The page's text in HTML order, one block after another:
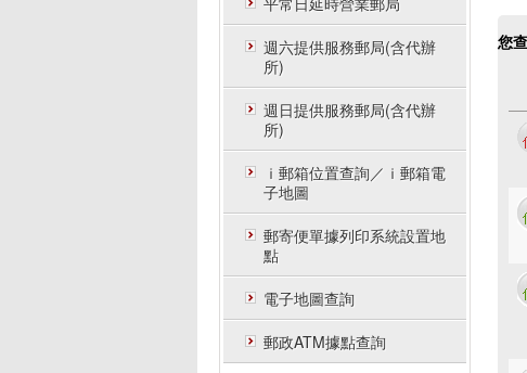
週六提供服務郵局(含代辦
所)
週日提供服務郵局(含代辦
所)
ｉ郵箱位置查詢／ｉ郵箱電
子地圖
郵寄便單據列印系統設置地
點
電子地圖查詢
郵政ATM據點查詢
您